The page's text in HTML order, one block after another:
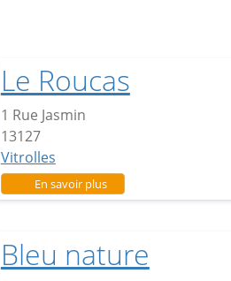
Le Roucas
1 Rue Jasmin
13127
Vitrolles
En savoir plussur Le Roucas
Bleu nature